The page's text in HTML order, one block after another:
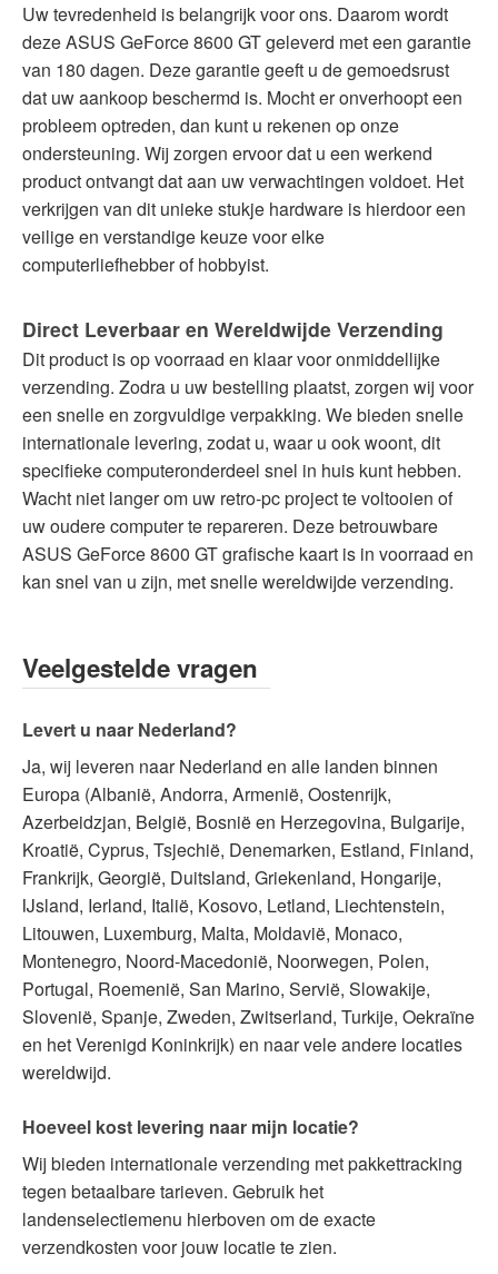
Uw tevredenheid is belangrijk voor ons. Daarom wordt
deze ASUS GeForce 8600 GT geleverd met een garantie
van 180 dagen. Deze garantie geeft u de gemoedsrust
dat uw aankoop beschermd is. Mocht er onverhoopt een
probleem optreden, dan kunt u rekenen op onze
ondersteuning. Wij zorgen ervoor dat u een werkend
product ontvangt dat aan uw verwachtingen voldoet. Het
verkrijgen van dit unieke stukje hardware is hierdoor een
veilige en verstandige keuze voor elke
computerliefhebber of hobbyist.
Direct Leverbaar en Wereldwijde Verzending
Dit product is op voorraad en klaar voor onmiddellijke
verzending. Zodra u uw bestelling plaatst, zorgen wij voor
een snelle en zorgvuldige verpakking. We bieden snelle
internationale levering, zodat u, waar u ook woont, dit
specifieke computeronderdeel snel in huis kunt hebben.
Wacht niet langer om uw retro-pc project te voltooien of
uw oudere computer te repareren. Deze betrouwbare
ASUS GeForce 8600 GT grafische kaart is in voorraad en
kan snel van u zijn, met snelle wereldwijde verzending.
Veelgestelde vragen
Levert u naar Nederland?
Ja, wij leveren naar Nederland en alle landen binnen
Europa (Albanië, Andorra, Armenië, Oostenrijk,
Azerbeidzjan, België, Bosnië en Herzegovina, Bulgarije,
Kroatië, Cyprus, Tsjechië, Denemarken, Estland, Finland,
Frankrijk, Georgië, Duitsland, Griekenland, Hongarije,
IJsland, Ierland, Italië, Kosovo, Letland, Liechtenstein,
Litouwen, Luxemburg, Malta, Moldavië, Monaco,
Montenegro, Noord-Macedonië, Noorwegen, Polen,
Portugal, Roemenië, San Marino, Servië, Slowakije,
Slovenië, Spanje, Zweden, Zwitserland, Turkije, Oekraïne
en het Verenigd Koninkrijk) en naar vele andere locaties
wereldwijd.
Hoeveel kost levering naar mijn locatie?
Wij bieden internationale verzending met pakkettracking
tegen betaalbare tarieven. Gebruik het
landenselectiemenu hierboven om de exacte
verzendkosten voor jouw locatie te zien.